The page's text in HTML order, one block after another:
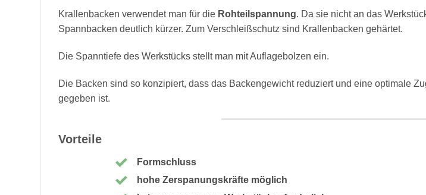
Krallenbacken verwendet man für die Rohteilspannung. Da sie nicht an das
Spannbacken deutlich kürzer. Zum Verschleißschutz sind Krallenbacken gehärtet.
Die Spanntiefe des Werkstücks stellt man mit Auflagebolzen ein.
Die Backen sind so konzipiert, dass das Backengewicht reduziert und eine optimale
gegeben ist.
Vorteile
Formschluss
hohe Zerspanungskräfte möglich